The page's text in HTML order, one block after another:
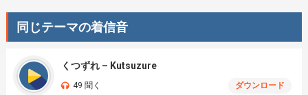
同じテーマの着信音
くつずれ – Kutsuzure
49 聞く ダウンロード